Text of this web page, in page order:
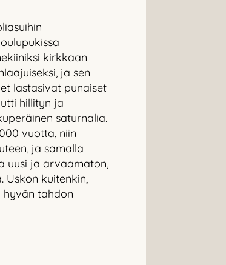
kirkkaan
ja sen
lastasivat punaiset
hillityn ja
saturnalia.
vuotta, niin
ja samalla
uusi ja arvaamaton,
Uskon kuitenkin,
hyvän tahdon